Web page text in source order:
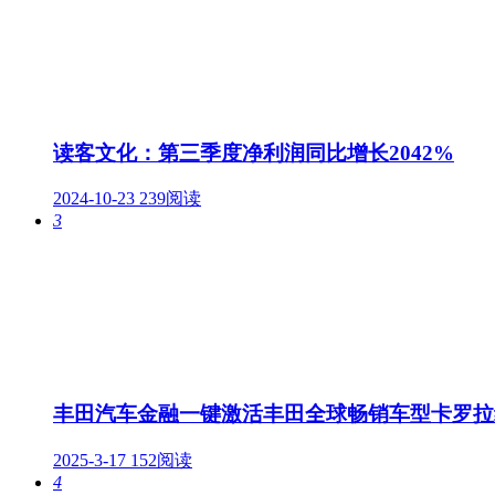
读客文化：第三季度净利润同比增长2042%
2024-10-23 239阅读
3
丰田汽车金融一键激活丰田全球畅销车型卡罗
2025-3-17 152阅读
4